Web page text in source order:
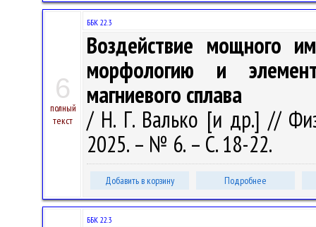
6
полный
текст
ББК 22.3
Воздействие мощного
морфологию и
магниевого сплава
/ Н. Г. Валько [и др.] //
2025. – № 6. – С. 18-22.
Добавить в корзину Подробнее
ББК 22.3